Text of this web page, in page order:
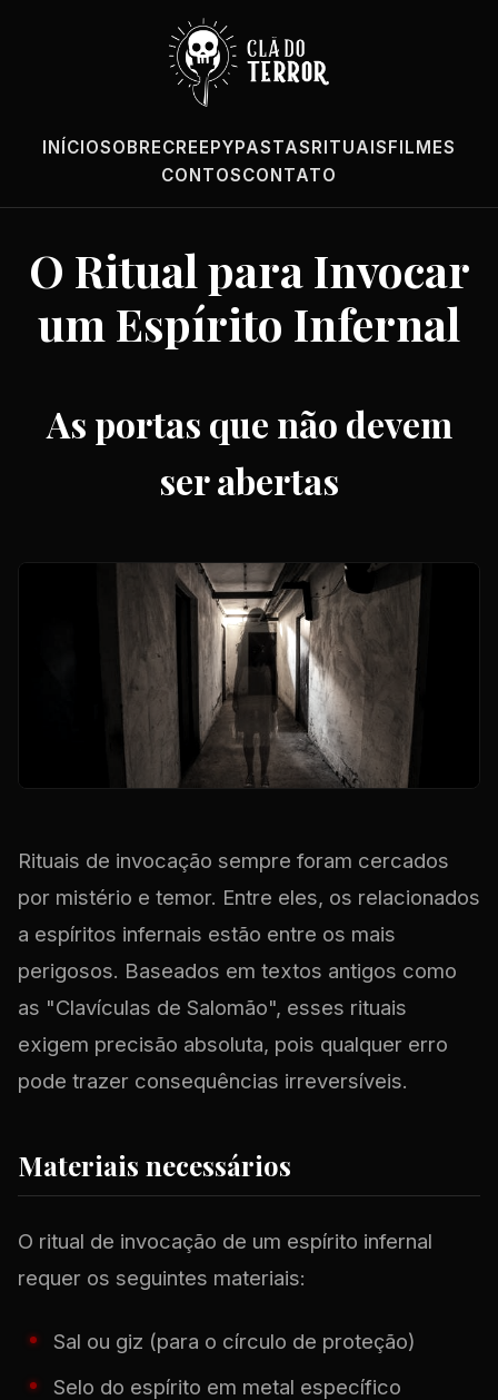
INÍCIOSOBRECREEPYPASTASRITUAISFILMES
CONTOSCONTATO
O Ritual para Invocar
um Espírito Infernal
As portas que não devem
ser abertas
Rituais de invocação sempre foram cercados
por mistério e temor. Entre eles, os relacionados
a espíritos infernais estão entre os mais
perigosos. Baseados em textos antigos como
as "Clavículas de Salomão", esses rituais
exigem precisão absoluta, pois qualquer erro
pode trazer consequências irreversíveis.
Materiais necessários
O ritual de invocação de um espírito infernal
requer os seguintes materiais:
Sal ou giz (para o círculo de proteção)
Selo do espírito em metal específico